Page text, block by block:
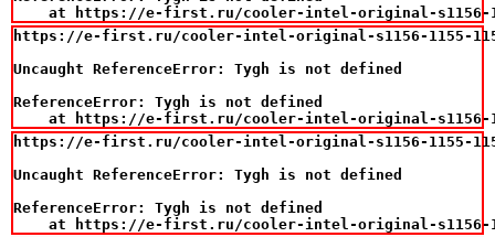
at https://e-first.ru/cooler-intel-original-
https://e-first.ru/cooler-intel-original-s1156-1155-1150-
Uncaught ReferenceError: Tygh is not defined
ReferenceError: Tygh is not defined
at https://e-first.ru/cooler-intel-original-
https://e-first.ru/cooler-intel-original-s1156-1155-
Uncaught ReferenceError: Tygh is not defined
ReferenceError: Tygh is not defined
at https://e-first.ru/cooler-intel-original-